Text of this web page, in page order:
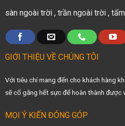
sàn ngoài trời, trần ngoài trời,
GIỚI THIỆU VỀ CHÚNG TÔI
Với tiêu chí mang đến cho khách hàng
sẽ cố gắng hết sực để hoàn thành được
MỌI Ý KIẾN ĐÓNG GÓP